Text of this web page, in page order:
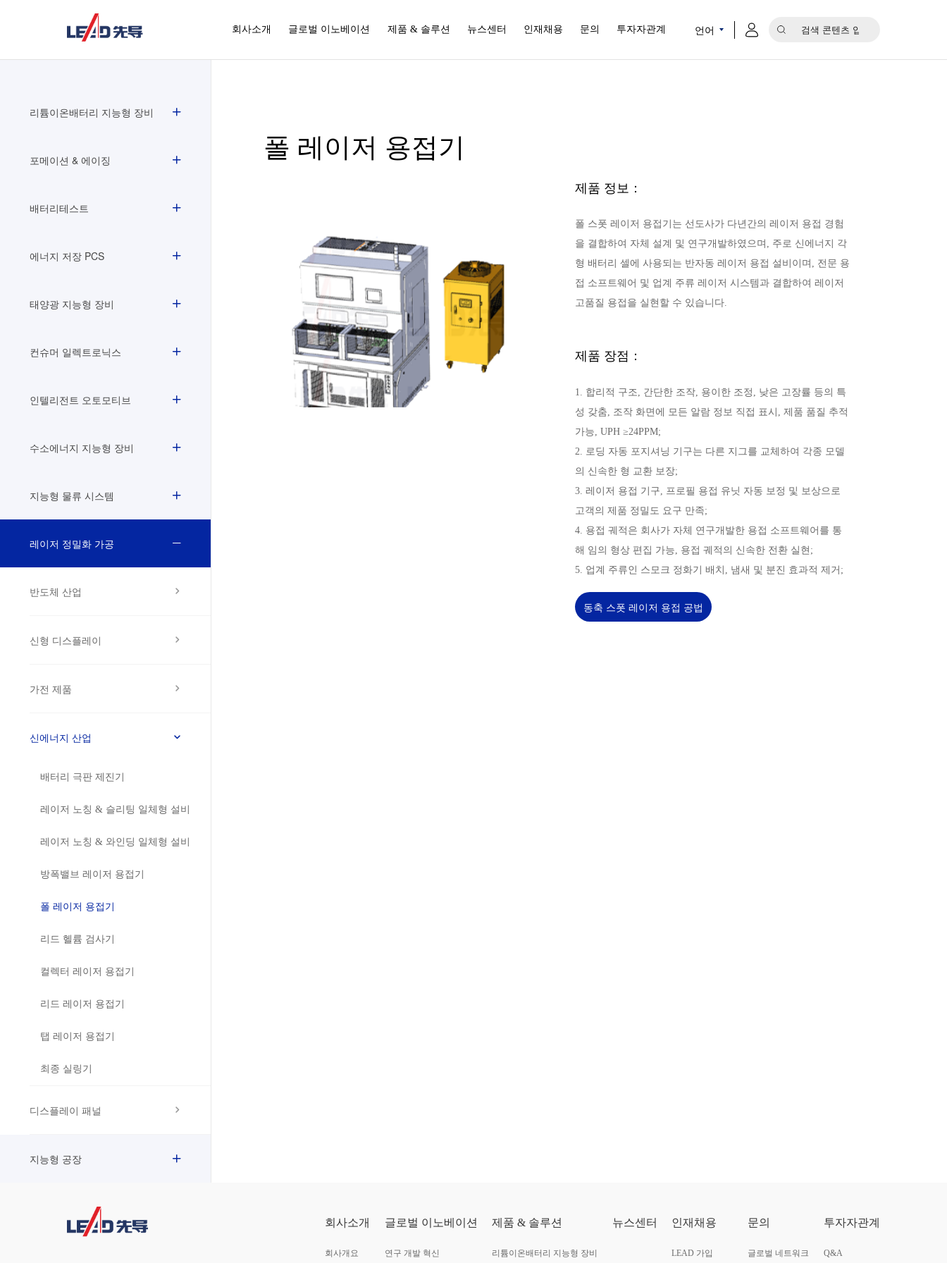
회사소개 글로벌 이노베이션 제품 & 솔루션 뉴스센터 인재채용 문의 투자자관계 언어
리튬이온배터리 지능형 장비
포메이션 & 에이징
배터리테스트
에너지 저장 PCS
태양광 지능형 장비
컨슈머 일렉트로닉스
인텔리전트 오토모티브
수소에너지 지능형 장비
지능형 물류 시스템
레이저 정밀화 가공
반도체 산업
신형 디스플레이
가전 제품
신에너지 산업
배터리 극판 제진기
레이저 노칭 & 슬리팅 일체형 설비
레이저 노칭 & 와인딩 일체형 설비
방폭밸브 레이저 용접기
폴 레이저 용접기
리드 헬륨 검사기
컬렉터 레이저 용접기
리드 레이저 용접기
탭 레이저 용접기
최종 실링기
디스플레이 패널
지능형 공장
폴 레이저 용접기
제품 정보：
폴 스폿 레이저 용접기는 선도사가 다년간의 레이저 용접 경험
을 결합하여 자체 설계 및 연구개발하였으며, 주로 신에너지 각
형 배터리 셀에 사용되는 반자동 레이저 용접 설비이며, 전문 용
접 소프트웨어 및 업계 주류 레이저 시스템과 결합하여 레이저
고품질 용접을 실현할 수 있습니다.
제품 장점：
1. 합리적 구조, 간단한 조작, 용이한 조정, 낮은 고장률 등의 특
성 갖춤, 조작 화면에 모든 알람 정보 직접 표시, 제품 품질 추적
가능, UPH ≥24PPM;
2. 로딩 자동 포지셔닝 기구는 다른 지그를 교체하여 각종 모델
의 신속한 형 교환 보장;
3. 레이저 용접 기구, 프로필 용접 유닛 자동 보정 및 보상으로
고객의 제품 정밀도 요구 만족;
4. 용접 궤적은 회사가 자체 연구개발한 용접 소프트웨어를 통
해 임의 형상 편집 가능, 용접 궤적의 신속한 전환 실현;
5. 업계 주류인 스모크 정화기 배치, 냄새 및 분진 효과적 제거;
동축 스폿 레이저 용접 공법
회사소개
회사개요
글로벌 이노베이션
연구 개발 혁신
제품 & 솔루션
리튬이온배터리 지능형 장비
뉴스센터 인재채용
LEAD 가입
문의
글로벌 네트워크
투자자관계
Q&A